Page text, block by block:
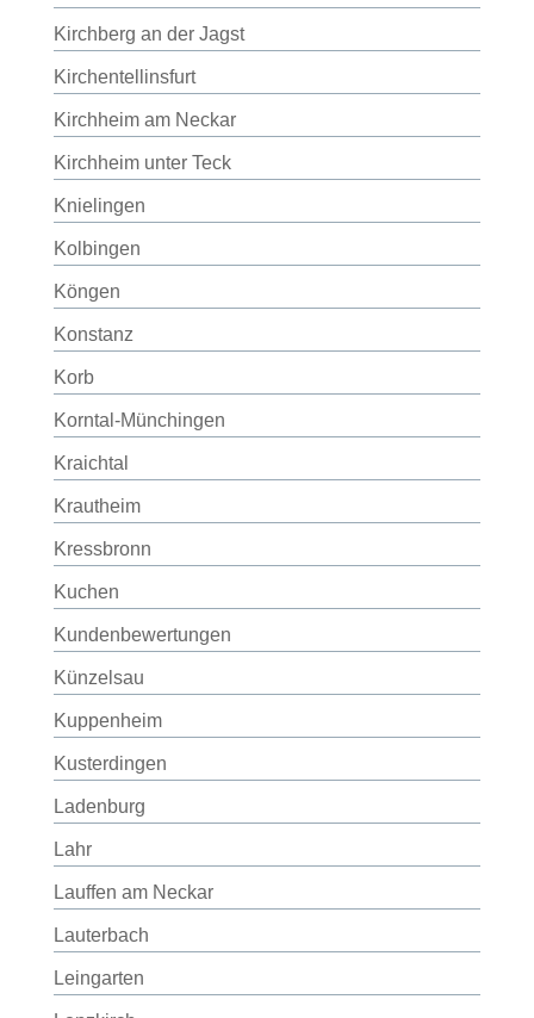
Kirchberg an der Jagst
Kirchentellinsfurt
Kirchheim am Neckar
Kirchheim unter Teck
Knielingen
Kolbingen
Köngen
Konstanz
Korb
Korntal-Münchingen
Kraichtal
Krautheim
Kressbronn
Kuchen
Kundenbewertungen
Künzelsau
Kuppenheim
Kusterdingen
Ladenburg
Lahr
Lauffen am Neckar
Lauterbach
Leingarten